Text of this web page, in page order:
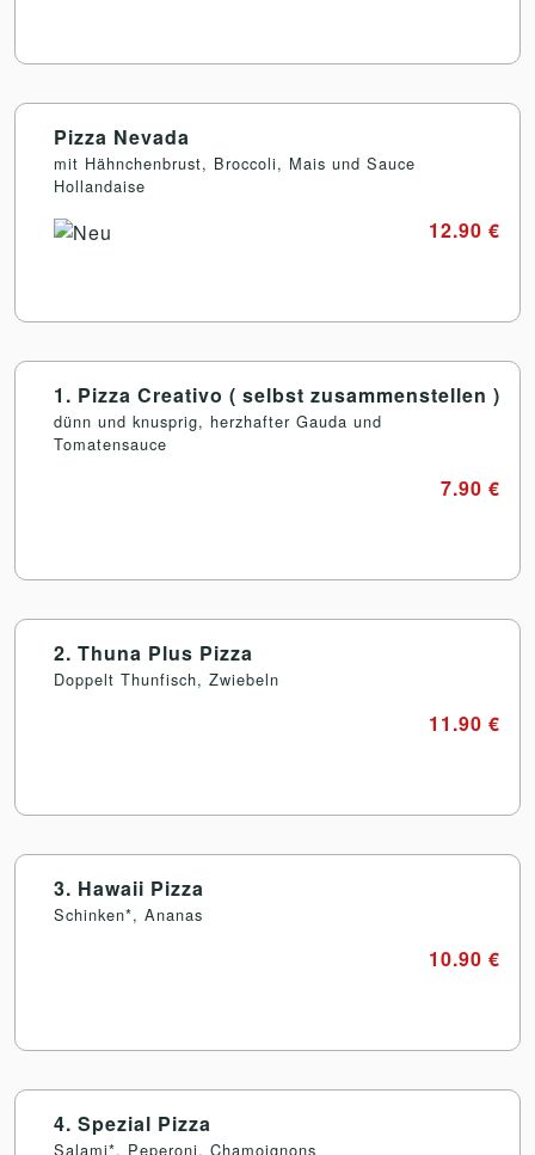
Pizza Nevada
mit Hähnchenbrust, Broccoli, Mais und Sauce
Hollandaise
12.90 €
1. Pizza Creativo ( selbst zusammenstellen )
dünn und knusprig, herzhafter Gauda und
Tomatensauce
7.90 €
2. Thuna Plus Pizza
Doppelt Thunfisch, Zwiebeln
11.90 €
3. Hawaii Pizza
Schinken*, Ananas
10.90 €
4. Spezial Pizza
Salami*, Peperoni, Chamoignons